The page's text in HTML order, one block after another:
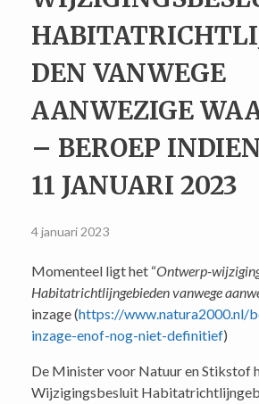
DEN VANWEGE
AANWEZIGE
– BEROEP
11 JANUARI 2023
4 januari 2023
Momenteel ligt het “Ontwerp-
Habitatrichtlijngebieden vanwege
inzage (https://www.natura2000.nl/
inzage-enof-nog-niet-definitief)
De Minister voor Natuur en Stikstof
Wijzigingsbesluit